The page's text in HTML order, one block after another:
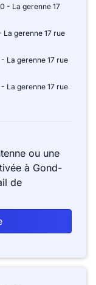
- La gerenne 17
gerenne 17 rue
La gerenne 17 rue
La gerenne 17 rue
ou une
à Gond-
de